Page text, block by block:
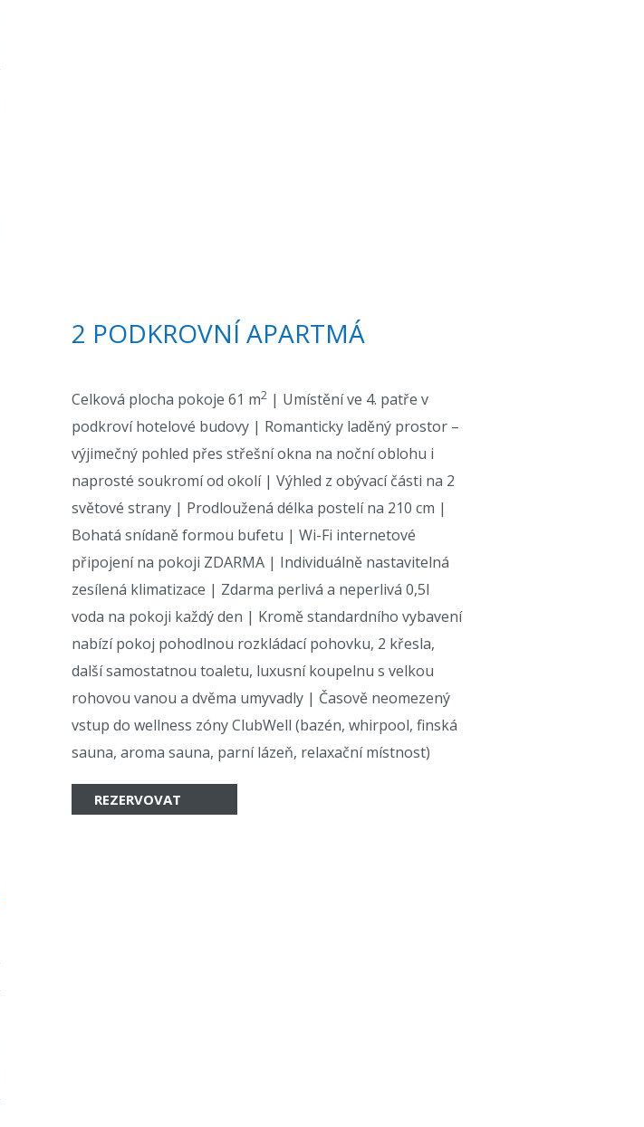
2 PODKROVNÍ APARTMÁ
Celková plocha pokoje 61 m2 | Umístění ve 4. patře v
podkroví hotelové budovy | Romanticky laděný prostor –
výjimečný pohled přes střešní okna na noční oblohu i
naprosté soukromí od okolí | Výhled z obývací části na 2
světové strany | Prodloužená délka postelí na 210 cm |
Bohatá snídaně formou bufetu | Wi-Fi internetové
připojení na pokoji ZDARMA | Individuálně nastavitelná
zesílená klimatizace | Zdarma perlivá a neperlivá 0,5l
voda na pokoji každý den | Kromě standardního vybavení
nabízí pokoj pohodlnou rozkládací pohovku, 2 křesla,
další samostatnou toaletu, luxusní koupelnu s velkou
rohovou vanou a dvěma umyvadly | Časově neomezený
vstup do wellness zóny ClubWell (bazén, whirpool, finská
sauna, aroma sauna, parní lázeň, relaxační místnost)
REZERVOVAT